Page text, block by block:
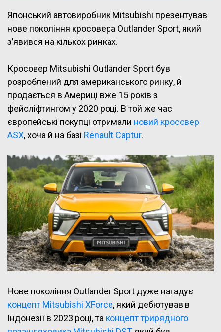
Японський автовиробник Mitsubishi презентував
нове покоління кросовера Outlander Sport, який
з’явився на кількох ринках.
Кросовер Mitsubishi Outlander Sport був
розроблений для американського ринку, й
продається в Америці вже 15 років з
фейсліфтингом у 2020 році. В той же час
європейські покупці отримали новий кросовер
ASX, хоча й на базі Renault Captur.
Нове покоління Outlander Sport дуже нагадує
концепт Mitsubishi XForce, який дебютував в
Індонезії в 2023 році, та концепт трирядного